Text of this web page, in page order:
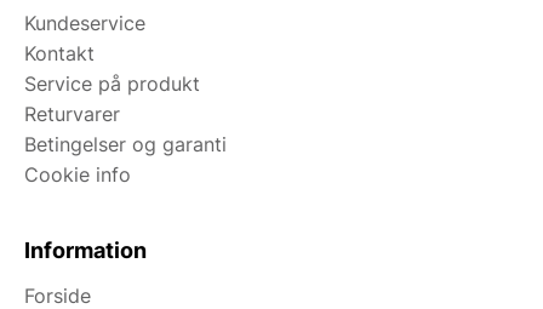
Kundeservice
Kontakt
Service på produkt
Returvarer
Betingelser og garanti
Cookie info
Information
Forside